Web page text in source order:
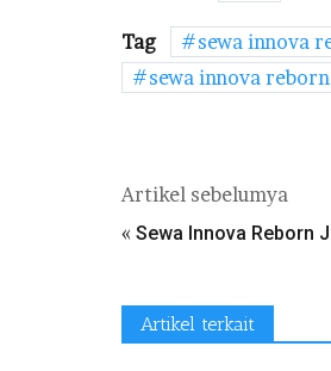
Tag sewa innova
sewa innova
Artikel sebelumya
« Sewa Innova Reborn
Artikel terkait